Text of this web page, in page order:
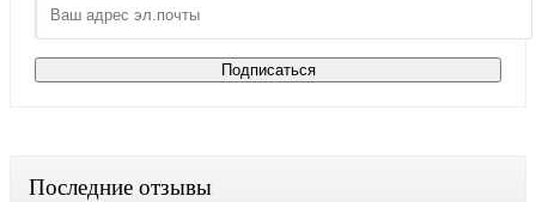
Последние отзывы